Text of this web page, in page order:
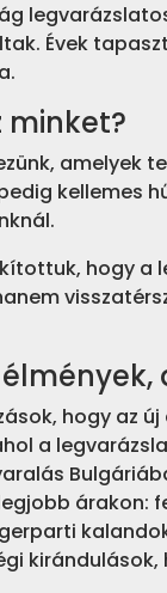
Évek
minket?
amelyek
kellemes
hogy a
hogy az
a
árakon: